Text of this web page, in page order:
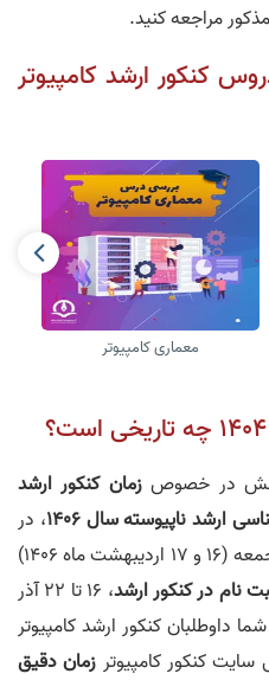
مراجعه کنید.
کنکور ارشد کامپیوتر
معماری کامپیوتر
سنجش در خصوصزمان کنکور ارشد
ارشد ناپیوسته سال 1406
، در
تمامی رشته‌ها در روز پنجشنبه و جمعه (16 و 17 اردیبهشت ماه 1406)
نام در کنکور ارشد
، 16 تا 22 آذر
شما داوطلبان کنکور ارشد کامپیوتر
کنکور کامپیوتر زمان دقیق